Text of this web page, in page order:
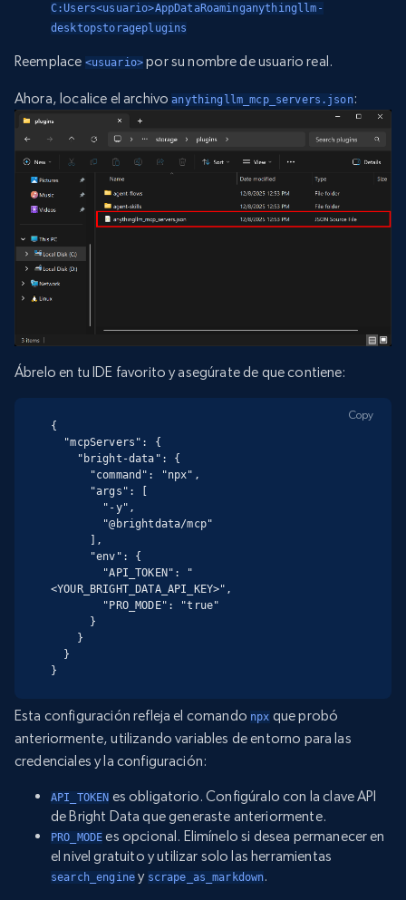
C:Users<usuario>AppDataRoaminganythingllm-
desktopstorageplugins
Reemplace <usuario> por su nombre de usuario real.
Ahora, localice el archivoanythingllm_mcp_servers.json:
Ábrelo en tu IDE favorito y asegúrate de que contiene:
{
<YOUR_BRIGHT_DATA_API_KEY>",
}
Copy
Esta configuración refleja el comando npx que probó
anteriormente, utilizando variables de entorno para las
credenciales y la configuración:
API_TOKEN es obligatorio. Configúralo con la clave API
de Bright Data que generaste anteriormente.
PRO_MODE es opcional. Elimínelo si desea permanecer en
el nivel gratuito y utilizar solo las herramientas
search_engine y scrape_as_markdown.